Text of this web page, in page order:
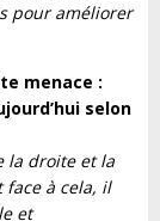
pour améliorer
menace :
selon
la droite et la
face à cela, il
et